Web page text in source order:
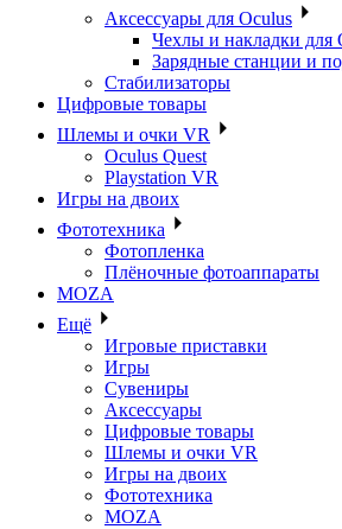
Аксессуары для Oculus
Чехлы и накладки для
Зарядные станции и
Стабилизаторы
Цифровые товары
Шлемы и очки VR
Oculus Quest
Playstation VR
Игры на двоих
Фототехника
Фотопленка
Плёночные фотоаппараты
MOZA
Ещё
Игровые приставки
Игры
Сувениры
Аксессуары
Цифровые товары
Шлемы и очки VR
Игры на двоих
Фототехника
MOZA